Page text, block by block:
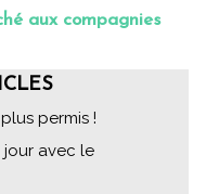
aux compagnies
permis !
jour avec le